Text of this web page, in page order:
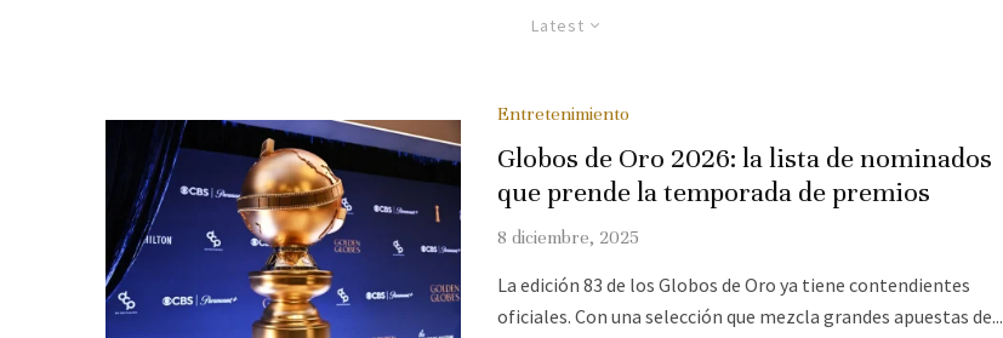
Latest
Entretenimiento
Globos de Oro 2026: la lista de nominados
que prende la temporada de premios
8 diciembre, 2025
La edición 83 de los Globos de Oro ya tiene contendientes
oficiales. Con una selección que mezcla grandes apuestas de...